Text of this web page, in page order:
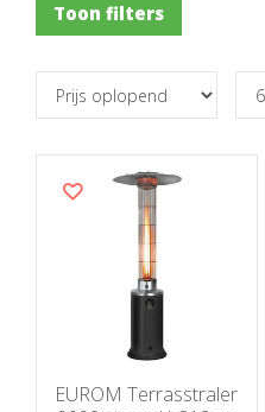
Toon filters
EUROM Terrasstraler